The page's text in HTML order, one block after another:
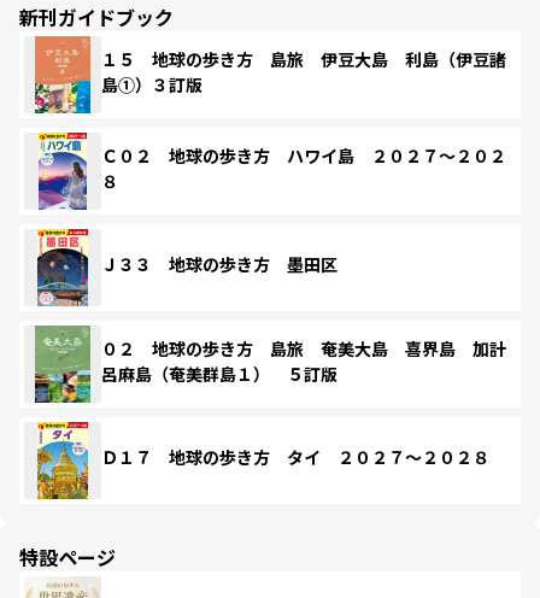
新刊ガイドブック
１５ 地球の歩き方 島旅 伊豆大島 利島（伊豆諸
島①）３訂版
Ｃ０２ 地球の歩き方 ハワイ島 ２０２７～２０２
８
Ｊ３３ 地球の歩き方 墨田区
０２ 地球の歩き方 島旅 奄美大島 喜界島 加計
呂麻島（奄美群島１） ５訂版
Ｄ１７ 地球の歩き方 タイ ２０２７～２０２８
特設ページ